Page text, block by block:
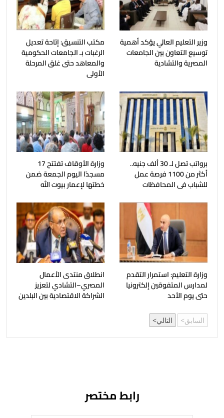
وزير التعليم العالي يؤكد أهمية
توسيع التعاون بين الجامعات
المصرية والتشادية
مكتب التنسيق: إتاحة تعديل
الرغبات بـ الجامعات الحكومية
والمعاهد حتى غلق المرحلة
الأولى
برواتب تصل لـ 30 ألف جنيه..
أكثر من 1100 فرصة عمل
للشباب فى المحافظات
وزارة الأوقاف تفتتح 17
مسجدًا اليوم الجمعة ضمن
خطتها لإعمار بيوت الله
وزارة التعليم: استمرار التقدم
لمدارس المتفوقين إلكترونيا
حتى يوم الأحد
انطلاق منتدى الأعمال
المصري–التشادي لتعزيز
الشراكة الاقتصادية بين البلدين
السابق التالي
رابط مختصر